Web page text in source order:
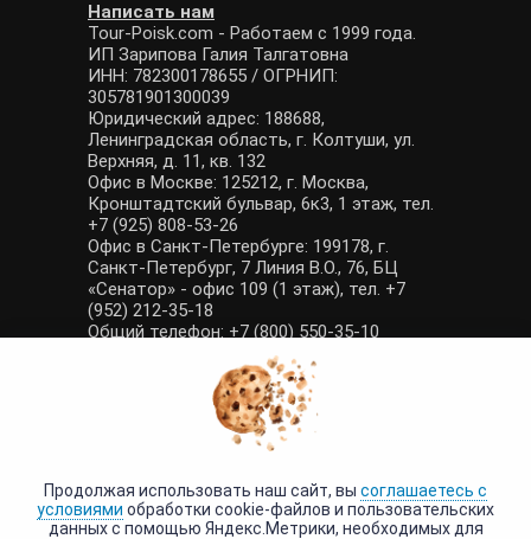
Написать нам
Tour-Poisk.com - Работаем с 1999 года.
ИП Зарипова Галия Талгатовна
ИНН: 782300178655 / ОГРНИП:
305781901300039
Юридический адрес: 188688,
Ленинградская область, г. Колтуши, ул.
Верхняя, д. 11, кв. 132
Офис в Москве: 125212, г. Москва,
Кронштадтский бульвар, 6к3, 1 этаж, тел.
+7 (925) 808-53-26
Офис в Санкт-Петербурге: 199178, г.
Санкт-Петербург, 7 Линия В.О., 76, БЦ
«Сенатор» - офис 109 (1 этаж), тел. +7
(952) 212-35-18
Общий телефон: +7 (800) 550-35-10
E-mail: manager@tour-poisk.com (общие
вопросы), admin@tour-poisk.com (жалобы)
Номер в Общероссийском реестре
туристических агентств: РТА 0003424
Политика конфиденциальности
Продолжая использовать наш сайт, вы соглашаетесь с
условиями обработки cookie-файлов и пользовательских
данных с помощью Яндекс.Метрики, необходимых для